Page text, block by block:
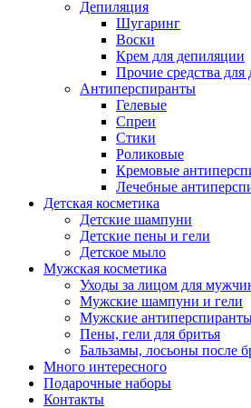
Депиляция
Шугаринг
Воски
Крем для депиляции
Прочие средства для
Антиперспиранты
Гелевые
Спреи
Стики
Роликовые
Кремовые
Лечебные
Детская косметика
Детские шампуни
Детские пены и гели
Детское мыло
Мужская косметика
Уходы за лицом для
Мужские шампуни и гели
Мужские
Пены, гели для бритья
Бальзамы, лосьоны после
Много интересного
Подарочные наборы
Контакты